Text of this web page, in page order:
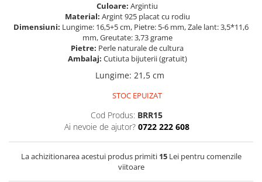
Culoare: Argintiu
Material: Argint 925 placat cu rodiu
Dimensiuni: Lungime: 16,5+5 cm, Pietre: 5-6 mm, Zale lant: 3,5*11,6
mm, Greutate: 3,73 grame
Pietre: Perle naturale de cultura
Ambalaj: Cutiuta bijuterii (gratuit)
Lungime: 21,5 cm
STOC EPUIZAT
Cod Produs: BRR15
Ai nevoie de ajutor? 0722 222 608
La achizitionarea acestui produs primiti 15Lei pentru comenzile
viitoare